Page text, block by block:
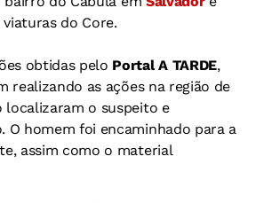
do Core.
obtidas pelo Portal A TARDE,
realizando as ações na região de
localizaram o suspeito e
O homem foi encaminhado para a
assim como o material